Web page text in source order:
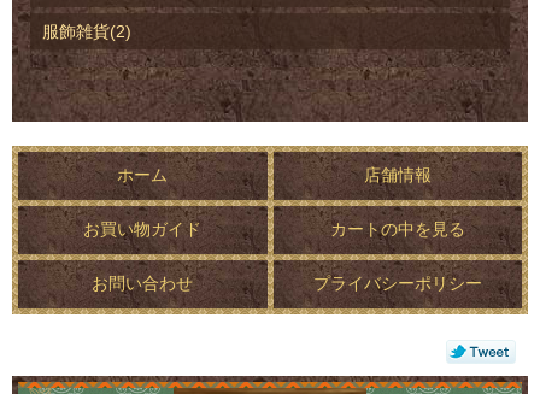
服飾雑貨(2)
ホーム 店舗情報
お買い物ガイド カートの中を見る
お問い合わせ プライバシーポリシー